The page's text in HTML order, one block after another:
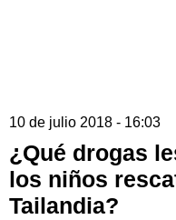
10 de julio 2018 - 16:03
¿Qué drogas
los niños
Tailandia?